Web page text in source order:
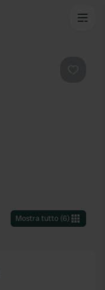
Mostra tutto(6)